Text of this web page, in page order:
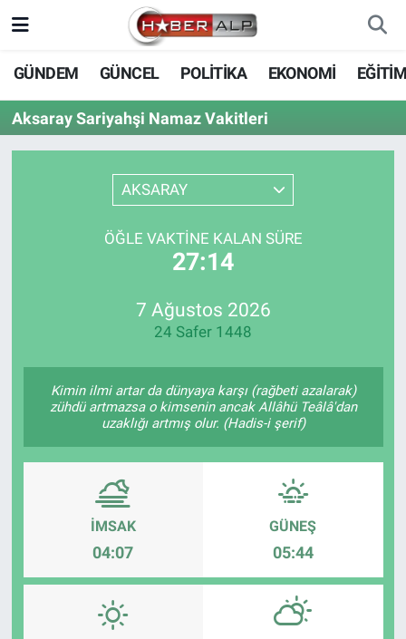
GÜNDEM GÜNCEL POLİTİKA EKONOMİ
Aksaray Sariyahşi Namaz Vakitleri
AKSARAY
ÖĞLE VAKTINE KALAN SÜRE
27:14
7 Ağustos 2026
24 Safer 1448
Kimin ilmi artar da dünyaya karşı (rağbeti azalarak)
zühdü artmazsa o kimsenin ancak Allâhü Teâlâ'dan
uzaklığı artmış olur. (Hadis-i şerif)
İMSAK
04:07
GÜNEŞ
05:44
Nöbetçi Eczaneler
Hava Durumu
Süper Lig Puan Durumu ve Fikstür
Son Dakika Haberleri